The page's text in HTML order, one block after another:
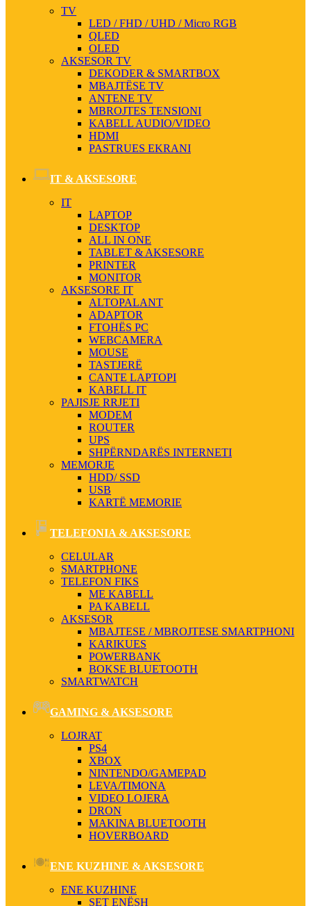
TV
LED / FHD / UHD / Micro RGB
QLED
OLED
AKSESOR TV
DEKODER & SMARTBOX
MBAJTËSE TV
ANTENE TV
MBROJTES TENSIONI
KABELL AUDIO/VIDEO
HDMI
PASTRUES EKRANI
IT & AKSESORE
IT
LAPTOP
DESKTOP
ALL IN ONE
TABLET & AKSESORE
PRINTER
MONITOR
AKSESORE IT
ALTOPALANT
ADAPTOR
FTOHËS PC
WEBCAMERA
MOUSE
TASTJERË
CANTE LAPTOPI
KABELL IT
PAJISJE RRJETI
MODEM
ROUTER
UPS
SHPËRNDARËS INTERNETI
MEMORJE
HDD/ SSD
USB
KARTË MEMORIE
TELEFONIA & AKSESORE
CELULAR
SMARTPHONE
TELEFON FIKS
ME KABELL
PA KABELL
AKSESOR
MBAJTESE / MBROJTESE SMARTPHONI
KARIKUES
POWERBANK
BOKSE BLUETOOTH
SMARTWATCH
GAMING & AKSESORE
LOJRAT
PS4
XBOX
NINTENDO/GAMEPAD
LEVA/TIMONA
VIDEO LOJERA
DRON
MAKINA BLUETOOTH
HOVERBOARD
ENE KUZHINE & AKSESORE
ENE KUZHINE
SET ENËSH